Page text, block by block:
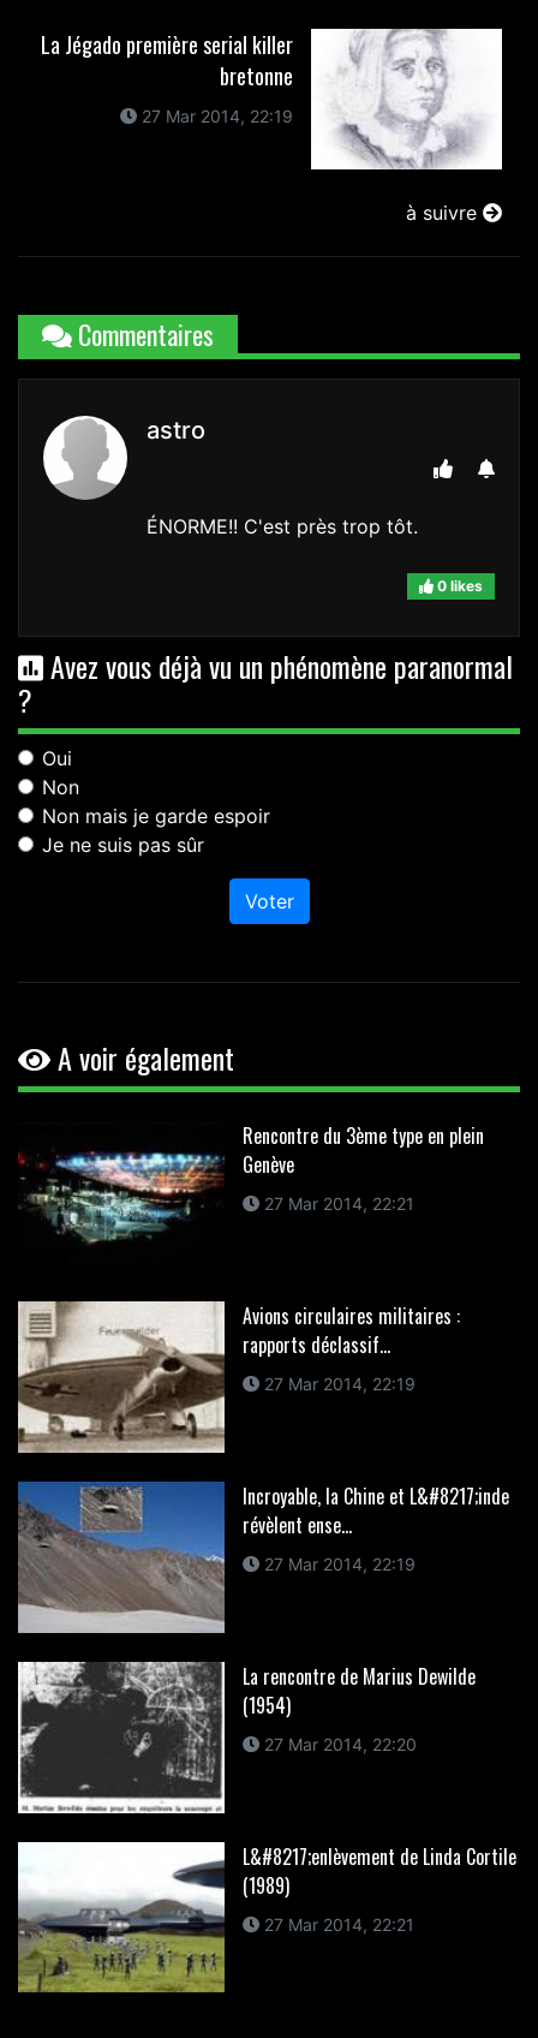
La Jégado première serial killer
bretonne
27 Mar 2014, 22:19
à suivre
Commentaires
astro
ÉNORME!! C'est près trop tôt.
0 likes
Avez vous déjà vu un phénomène paranormal
?
Oui
Non
Non mais je garde espoir
Je ne suis pas sûr
Voter
A voir également
Rencontre du 3ème type en plein
Genève
27 Mar 2014, 22:21
Avions circulaires militaires :
rapports déclassif...
27 Mar 2014, 22:19
Incroyable, la Chine et L&#8217;inde
révèlent ense...
27 Mar 2014, 22:19
La rencontre de Marius Dewilde
(1954)
27 Mar 2014, 22:20
L&#8217;enlèvement de Linda Cortile
(1989)
27 Mar 2014, 22:21